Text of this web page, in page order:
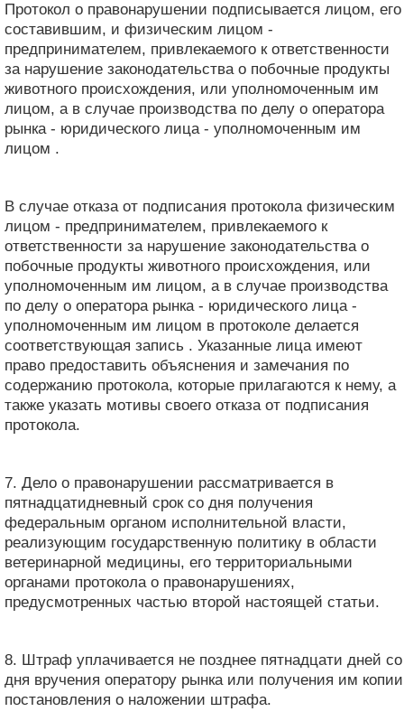
Протокол о правонарушении подписывается лицом, его
составившим, и физическим лицом -
предпринимателем, привлекаемого к ответственности
за нарушение законодательства о побочные продукты
животного происхождения, или уполномоченным им
лицом, а в случае производства по делу о оператора
рынка - юридического лица - уполномоченным им
лицом .
В случае отказа от подписания протокола физическим
лицом - предпринимателем, привлекаемого к
ответственности за нарушение законодательства о
побочные продукты животного происхождения, или
уполномоченным им лицом, а в случае производства
по делу о оператора рынка - юридического лица -
уполномоченным им лицом в протоколе делается
соответствующая запись . Указанные лица имеют
право предоставить объяснения и замечания по
содержанию протокола, которые прилагаются к нему, а
также указать мотивы своего отказа от подписания
протокола.
7. Дело о правонарушении рассматривается в
пятнадцатидневный срок со дня получения
федеральным органом исполнительной власти,
реализующим государственную политику в области
ветеринарной медицины, его территориальными
органами протокола о правонарушениях,
предусмотренных частью второй настоящей статьи.
8. Штраф уплачивается не позднее пятнадцати дней со
дня вручения оператору рынка или получения им копии
постановления о наложении штрафа.